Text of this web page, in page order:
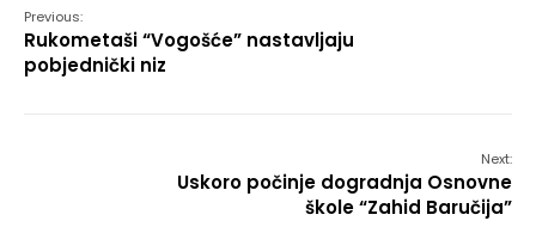
Previous:
Rukometaši “Vogošće” nastavljaju
pobjednički niz
Next:
Uskoro počinje dogradnja Osnovne
škole “Zahid Baručija”